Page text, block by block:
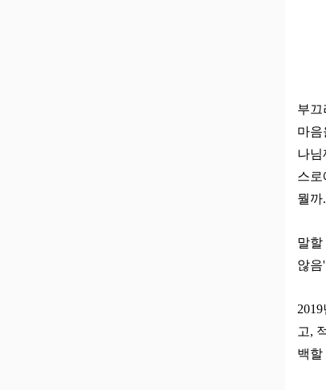
부끄
마음
나님
스로
뭘까.
말할
않음
고,
백할